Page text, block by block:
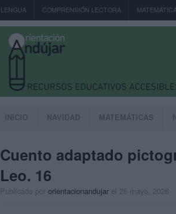
LENGUA COMPRENSIÓN LECTORA
INICIO NAVIDAD MATEMÁTICAS
Cuento adaptado
Leo. 16
Publicado por orientacionandujar el 25 mayo, 2026